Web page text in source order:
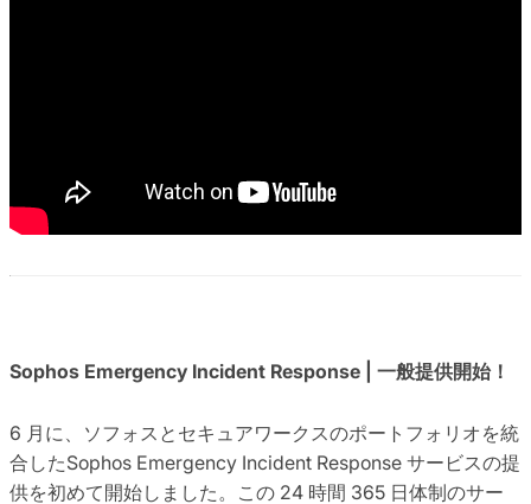
Sophos Emergency Incident Response | 一般提供開始！
6 月に、ソフォスとセキュアワークスのポートフォリオを統
合したSophos Emergency Incident Response サービスの提
供を初めて開始しました。この 24 時間 365 日体制のサー